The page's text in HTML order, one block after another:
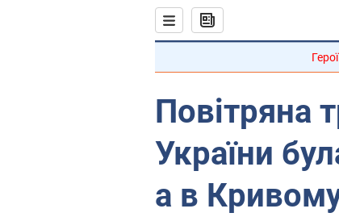
Повітряна
України
а в